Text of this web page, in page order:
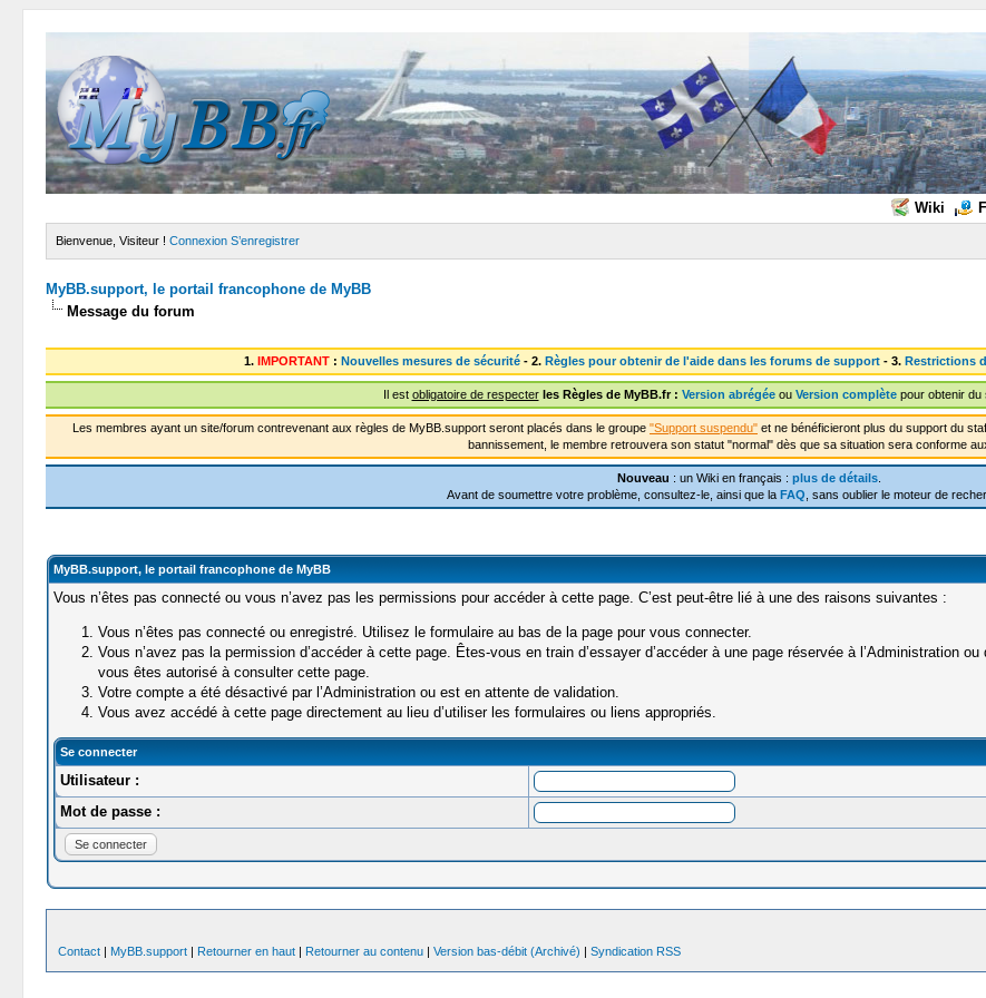
Wiki
Bienvenue, Visiteur !Connexion S’enregistrer
MyBB.support, le portail francophone de MyBB
Message du forum
1. IMPORTANT : Nouvelles mesures de sécurité - 2. Règles pour obtenir de l'aide dans les forums de support - 3. Restrictions
Il est obligatoire de respecter les Règles de MyBB.fr : Version abrégéeou Version complètepour obtenir du
Les membres ayant un site/forum contrevenant aux règles de MyBB.support seront placés dans le groupe "Support suspendu" et ne bénéficieront plus du support du
bannissement, le membre retrouvera son statut "normal" dès que sa situation sera conforme
Nouveau : un Wiki en français : plus de détails.
Avant de soumettre votre problème, consultez-le, ainsi que la FAQ , sans oublier le moteur de
MyBB.support, le portail francophone de MyBB
Vous n’êtes pas connecté ou vous n’avez pas les permissions pour accéder à cette page. C’est peut-être lié à une des raisons suivantes :
Vous n’êtes pas connecté ou enregistré. Utilisez le formulaire au bas de la page pour vous connecter.
Vous n’avez pas la permission d’accéder à cette page. Êtes-vous en train d’essayer d’accéder à une page réservée à l’Administration
vous êtes autorisé à consulter cette page.
Votre compte a été désactivé par l’Administration ou est en attente de validation.
Vous avez accédé à cette page directement au lieu d’utiliser les formulaires ou liens appropriés.
Se connecter
Utilisateur :
Mot de passe :
Contact | MyBB.support | Retourner en haut | Retourner au contenu |Version bas-débit (Archivé) |Syndication RSS